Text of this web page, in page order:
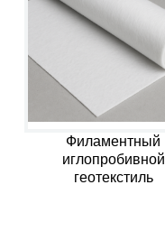
Филаментный
иглопробивной
геотекстиль